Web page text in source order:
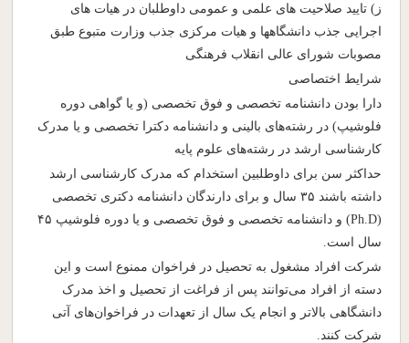
ز) تایید صلاحیت های علمی و عمومی داوطلبان در هیات های
اجرایی جذب دانشگاهها و هیات مرکزی جذب وزارت متبوع طبق
مصوبات شورای عالی انقلاب فرهنگی
شرایط اختصاصی
دارا بودن دانشنامه تخصصی و فوق تخصصی (و یا گواهی دوره
فلوشیپ) در رشته‌های بالینی و دانشنامه دکترا تخصصی و یا مدرک
کارشناسی ارشد در رشته‌های علوم پایه
حداکثر سن برای داوطلبین استخدام که مدرک کارشناسی ارشد
داشته باشند ۳۵ سال و برای دارندگان دانشنامه دکتری تخصصی
(Ph.D) و دانشنامه تخصصی و فوق تخصصی و یا دوره فلوشیپ ۴۵
سال است.
شرکت افراد مشغول به تحصیل در فراخوان ممنوع است و این
دسته از افراد می‌توانند پس از فراغت از تحصیل و اخذ مدرک
دانشگاهی بالاتر و انجام یک سال از تعهدات در فراخوان‌های آتی
شرکت کنند.